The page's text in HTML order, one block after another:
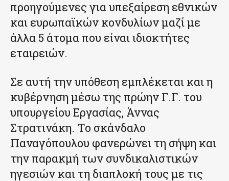
προηγούμενες για υπεξαίρεση εθνικών
και ευρωπαϊκών κονδυλίων μαζί με
άλλα 5 άτομα που είναι ιδιοκτήτες
εταιρειών.
Σε αυτή την υπόθεση εμπλέκεται και η
κυβέρνηση μέσω της πρώην Γ.Γ. του
υπουργείου Εργασίας, Άννας
Στρατινάκη. Το σκάνδαλο
Παναγόπουλου φανερώνει τη σήψη και
την παρακμή των συνδικαλιστικών
ηγεσιών και τη διαπλοκή τους με τις